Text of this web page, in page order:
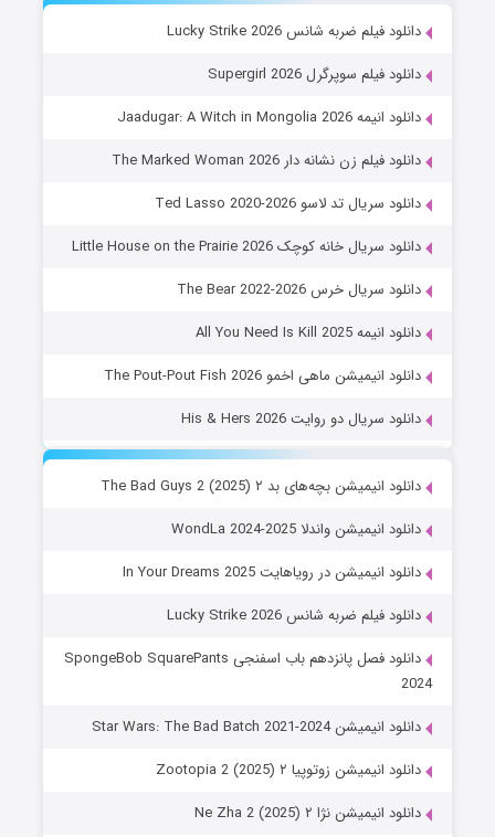
دانلود فیلم ضربه شانس Lucky Strike 2026
دانلود فیلم سوپرگرل Supergirl 2026
دانلود انیمه Jaadugar: A Witch in Mongolia 2026
دانلود فیلم زن نشانه دار The Marked Woman 2026
دانلود سریال تد لاسو Ted Lasso 2020-2026
دانلود سریال خانه کوچک Little House on the Prairie 2026
دانلود سریال خرس The Bear 2022-2026
دانلود انیمه All You Need Is Kill 2025
دانلود انیمیشن ماهی اخمو The Pout-Pout Fish 2026
دانلود سریال دو روایت His & Hers 2026
دانلود انیمیشن بچه‌های بد ۲ The Bad Guys 2 (2025)
دانلود انیمیشن واندلا WondLa 2024-2025
دانلود انیمیشن در رویاهایت In Your Dreams 2025
دانلود فیلم ضربه شانس Lucky Strike 2026
دانلود فصل پانزدهم باب اسفنجی SpongeBob SquarePants
2024
دانلود انیمیشن Star Wars: The Bad Batch 2021-2024
دانلود انیمیشن زوتوپیا ۲ Zootopia 2 (2025)
دانلود انیمیشن نژا ۲ Ne Zha 2 (2025)